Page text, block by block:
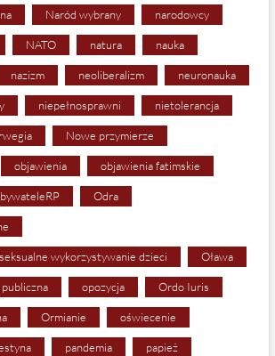
Naród wybrany narodowcy
NATO natura nauka
nazizm neoliberalizm neuronauka
niepełnosprawni nietolerancja
Nowe przymierze
objawienia objawienia fatimskie
Odra
wykorzystywanie dzieci Oława
opozycja Ordo Iuris
Ormianie oświecenie
pandemia papież